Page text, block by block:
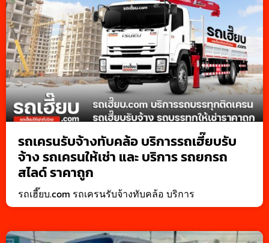
รถเครนรับจ้างทับคล้อ บริการรถเฮี๊ยบรับ
จ้าง รถเครนให้เช่า และ บริการ รถยกรถ
สไลด์ ราคาถูก
รถเฮี๊ยบ.com รถเครนรับจ้างทับคล้อ บริการ